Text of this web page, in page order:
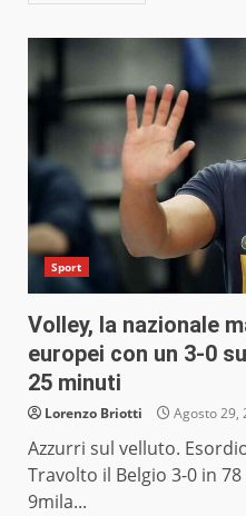
Sport
Volley, la nazionale
europei con un 3-0
25 minuti
Lorenzo Briotti Agosto 29,
Azzurri sul velluto.
Travolto il Belgio 3-0 in
9mila...